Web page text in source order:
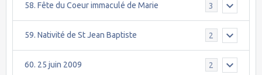
58. Fête du Coeur immaculé de Marie 3
59. Nativité de St Jean Baptiste 2
60. 25 juin 2009 2